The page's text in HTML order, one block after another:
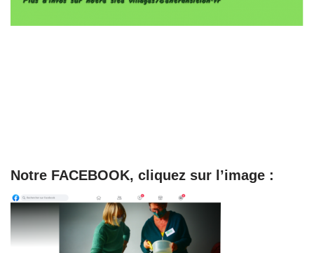
Notre FACEBOOK, cliquez sur l’image :